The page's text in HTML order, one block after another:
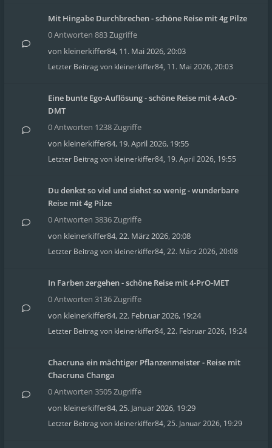
Mit Hingabe Durchbrechen - schöne Reise mit 4g Pilze
0 Antworten 883 Zugriffe
von kleinerkiffer84, 11. Mai 2026, 20:03
Letzter Beitrag von kleinerkiffer84, 11. Mai 2026, 20:03
Eine bunte Ego-Auflösung - schöne Reise mit 4-AcO-
DMT
0 Antworten 1238 Zugriffe
von kleinerkiffer84, 19. April 2026, 19:55
Letzter Beitrag von kleinerkiffer84, 19. April 2026, 19:55
Du denkst so viel und siehst so wenig - wunderbare
Reise mit 4g Pilze
0 Antworten 3836 Zugriffe
von kleinerkiffer84,22. März 2026, 20:08
Letzter Beitrag von kleinerkiffer84, 22. März 2026, 20:08
In Farben zergehen - schöne Reise mit 4-PrO-MET
0 Antworten 3136 Zugriffe
von kleinerkiffer84,22. Februar 2026, 19:24
Letzter Beitrag von kleinerkiffer84, 22. Februar 2026, 19:24
Chacruna ein mächtiger Pflanzenmeister - Reise mit
Chacruna Changa
0 Antworten 3505 Zugriffe
von kleinerkiffer84,25. Januar 2026, 19:29
Letzter Beitrag von kleinerkiffer84, 25. Januar 2026, 19:29